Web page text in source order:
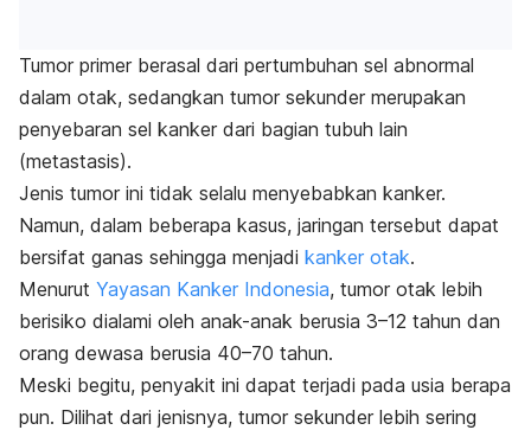
Tumor primer berasal dari pertumbuhan sel abnormal
dalam otak, sedangkan tumor sekunder merupakan
penyebaran sel kanker dari bagian tubuh lain
(metastasis).
Jenis tumor ini tidak selalu menyebabkan kanker.
Namun, dalam beberapa kasus, jaringan tersebut dapat
bersifat ganas sehingga menjadi kanker otak.
Menurut Yayasan Kanker Indonesia, tumor otak lebih
berisiko dialami oleh anak-anak berusia 3–12 tahun dan
orang dewasa berusia 40–70 tahun.
Meski begitu, penyakit ini dapat terjadi pada usia berapa
pun. Dilihat dari jenisnya, tumor sekunder lebih sering